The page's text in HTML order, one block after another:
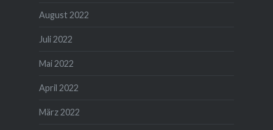
August 2022
Juli 2022
Mai 2022
April 2022
März 2022